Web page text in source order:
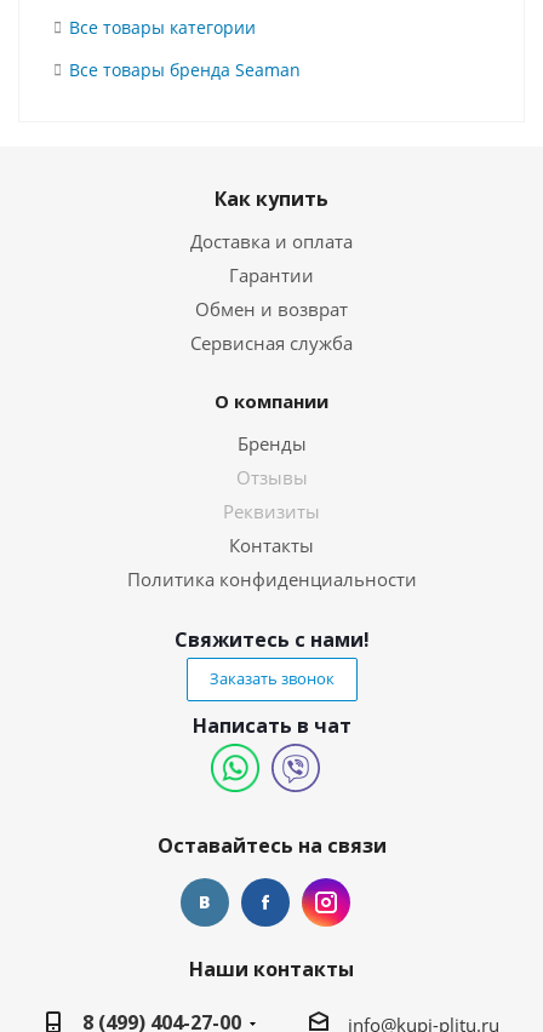
Все товары категории
Все товары бренда Seaman
Как купить
Доставка и оплата
Гарантии
Обмен и возврат
Сервисная служба
О компании
Бренды
Отзывы
Реквизиты
Контакты
Политика конфиденциальности
Свяжитесь с нами!
Заказать звонок
Написать в чат
Оставайтесь на связи
Наши контакты
8 (499) 404-27-00
info@kupi-plitu.ru